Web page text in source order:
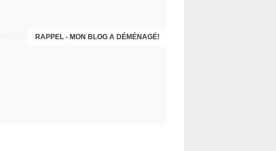
RAPPEL - MON BLOG A DÉMÉNAGÉ!